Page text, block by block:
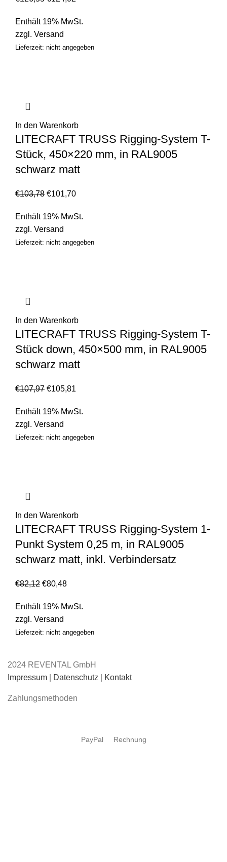
Enthält 19% MwSt.
zzgl. Versand
Lieferzeit: nicht angegeben
In den Warenkorb
LITECRAFT TRUSS Rigging-System T-
Stück, 450×220 mm, in RAL9005
schwarz matt
€103,78 €101,70
Enthält 19% MwSt.
zzgl. Versand
Lieferzeit: nicht angegeben
In den Warenkorb
LITECRAFT TRUSS Rigging-System T-
Stück down, 450×500 mm, in RAL9005
schwarz matt
€107,97 €105,81
Enthält 19% MwSt.
zzgl. Versand
Lieferzeit: nicht angegeben
In den Warenkorb
LITECRAFT TRUSS Rigging-System 1-
Punkt System 0,25 m, in RAL9005
schwarz matt, inkl. Verbindersatz
€82,12 €80,48
Enthält 19% MwSt.
zzgl. Versand
Lieferzeit: nicht angegeben
2024 REVENTAL GmbH
Impressum
Datenschutz Kontakt
Zahlungsmethoden
PayPal Rechnung